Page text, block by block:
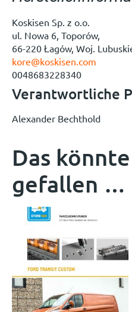
Koskisen Sp. z o.o.
ul. Nowa 6, Toporów,
66-220 Łagów, Woj.
kore@koskisen.com
0048683228340
Verantwortliche
Alexander Bechthold
Das
gefallen …